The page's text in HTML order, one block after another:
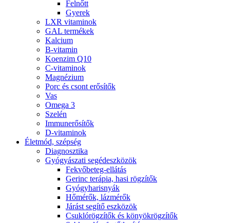
Felnőtt
Gyerek
LXR vitaminok
GAL termékek
Kalcium
B-vitamin
Koenzim Q10
C-vitaminok
Magnézium
Porc és csont erősítők
Vas
Omega 3
Szelén
Immunerősítők
D-vitaminok
Életmód, szépség
Diagnosztika
Gyógyászati segédeszközök
Fekvőbeteg-ellátás
Gerinc terápia, hasi rögzítők
Gyógyharisnyák
Hőmérők, lázmérők
Járást segítő eszközök
Csuklórögzítők és könyökrögzítők